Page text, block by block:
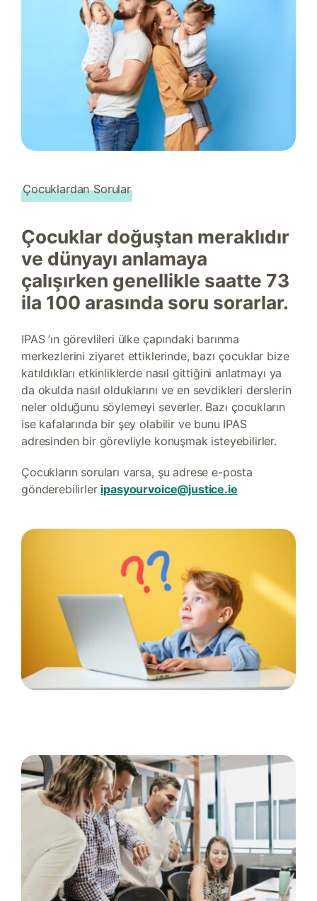
Çocuklardan Sorular
Çocuklar doğuştan meraklıdır
ve dünyayı anlamaya
çalışırken genellikle saatte 73
ila 100 arasında soru sorarlar.
IPAS ’ın görevlileri ülke çapındaki barınma
merkezlerini ziyaret ettiklerinde, bazı çocuklar bize
katıldıkları etkinliklerde nasıl gittiğini anlatmayı ya
da okulda nasıl olduklarını ve en sevdikleri derslerin
neler olduğunu söylemeyi severler. Bazı çocukların
ise kafalarında bir şey olabilir ve bunu IPAS
adresinden bir görevliyle konuşmak isteyebilirler.
Çocukların soruları varsa, şu adrese e-posta
gönderebilirler ipasyourvoice@justice.ie